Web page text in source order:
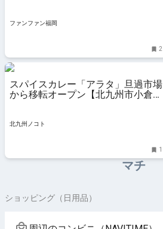
ファンファン福岡
2
スパイスカレー「アラタ」旦過市場
から移転オープン【北九州市小倉北
北九州ノコト
1
マチ
ショッピング（日用品）